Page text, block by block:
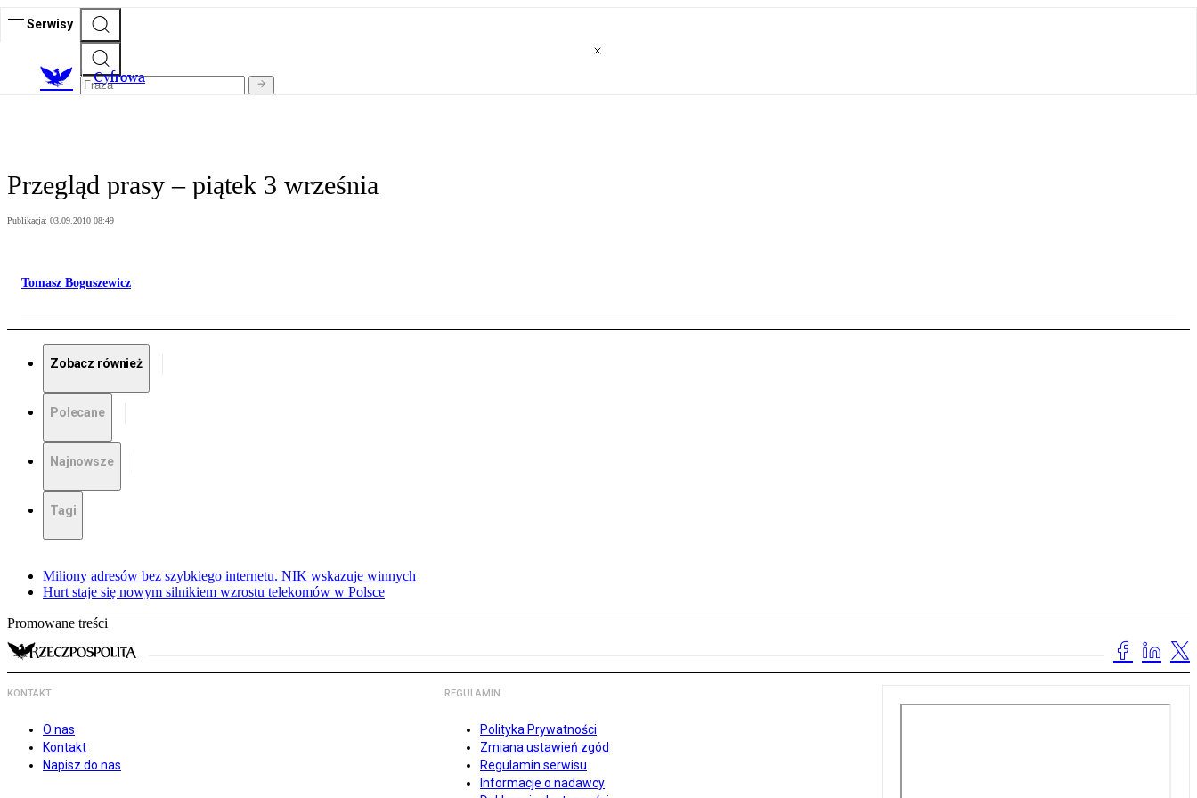
Serwisy
Cyfrowa
Przegląd prasy – piątek 3 września
Publikacja: 03.09.2010 08:49
Tomasz Boguszewicz
Zobacz również
Polecane
Najnowsze
Tagi
Miliony adresów bez szybkiego internetu. NIK wskazuje winnych
Hurt staje się nowym silnikiem wzrostu telekomów w Polsce
Promowane treści
KONTAKT
O nas
Kontakt
Napisz do nas
REGULAMIN
Polityka Prywatności
Zmiana ustawień zgód
Regulamin serwisu
Informacje o nadawcy